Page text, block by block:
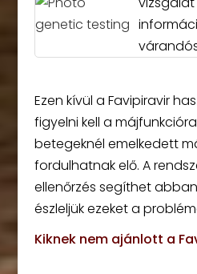
Ezen kívül a Favipiravir
figyelni kell a
betegeknél emelkedett
fordulhatnak elő. A
ellenőrzés segíthet
észleljük ezeket a
Kiknek nem ajánlott a